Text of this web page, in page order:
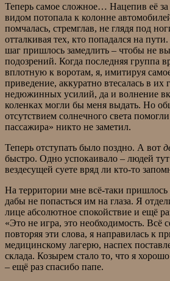
Теперь самое сложное… Нацепив её
видом потопала к колонне
помчалась, стремглав, не глядя под
отталкивая тех, кто попадался на
шаг пришлось замедлить – чтобы не
подозрений. Когда последняя группа
вплотную к воротам, я, имитируя
приведение, аккуратно втесалась в
недюжинных усилий, да и волнение
коленках могли бы меня выдать. Но
отсутствием солнечного света
пассажира» никто не заметил.
Теперь отступать было поздно. А вот
быстро. Одно успокаивало – людей
вездесущей суете вряд ли кто-то
На территории мне всё-таки
дабы не попасться им на глаза. Я
лице абсолютное спокойствие и ещё
«Это не игра, это необходимость. Всё
повторяя эти слова, я направилась к
медицинскому лагерю, наспех
склада. Козырем стало то, что я
– ещё раз спасибо папе.